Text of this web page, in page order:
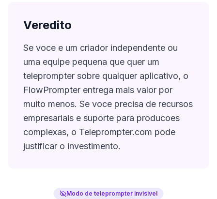
Veredito
Se voce e um criador independente ou
uma equipe pequena que quer um
teleprompter sobre qualquer aplicativo, o
FlowPrompter entrega mais valor por
muito menos. Se voce precisa de recursos
empresariais e suporte para producoes
complexas, o Teleprompter.com pode
justificar o investimento.
Modo de teleprompter invisivel